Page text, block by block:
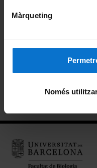
Màrqueting
Només
Trabajo final de máster
Información para